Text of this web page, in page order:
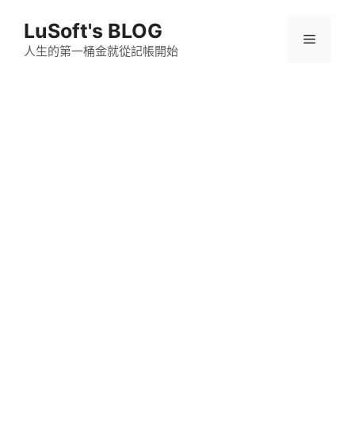
LuSoft's BLOG
人生的第一桶金就從記帳開始
選